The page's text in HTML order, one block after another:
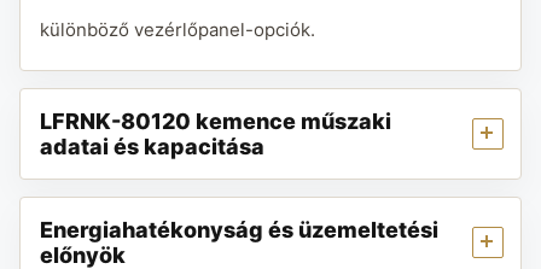
különböző vezérlőpanel-opciók.
LFRNK-80120 kemence műszaki
adatai és kapacitása
Energiahatékonyság és üzemeltetési
előnyök